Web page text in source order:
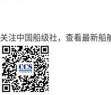
关注中国船级社，查看最新船